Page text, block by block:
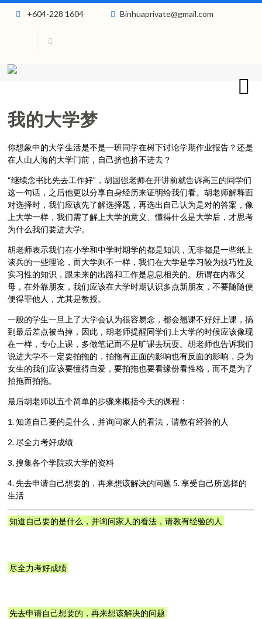
+604-228 1604 Binhuaprivate@gmail.com
我的大学梦
你想象中的大学生活是不是一班同学在树下讨论学期作业报告？还是
在人山人海的大学门前，自己挤也挤不进去？
“继续念书比先去工作好”，胡国强老师在开讲前就告诉高三的同学们
这一句话，之后他更以分享自身经历来证明给我们看。胡老师解释面
对选择时，我们应该先了解选择题，再选出自己认为是对的答案，像
上大学一样，我们需了解上大学的意义、懂得什么是大学后，才思考
为什么我们要进大学。
胡老师表示我们在小学和中学时期学的都是知识，无非都是一些纸上
谈兵的一些理论，而大学则不一样，我们在大学是学习较为技巧性及
实习性的知识，跟未来的出路和工作是息息相关的。所谓在内靠父
母，在外靠朋友，我们应该在大学时期认识多点新朋友，不要随随便
便得罪他人，尤其是教授。
一般的学生一旦上了大学会认为很容易念，都会翘课不好好上课，搞
到最后差点被当掉，因此，胡老师提醒同学们上大学的时候应该像现
在一样，专心上课，多做笔记而不是旷课去玩耍。胡老师也告诉我们
说进大学不一定要拍拖的，拍拖有正面的影响也有反面的影响，身为
女生的我们应该要懂得自爱，要拍拖也要看缘份看性格，而不是为了
拍拖而拍拖。
最后胡老师以五个简单的步骤来概括今天的课程：
1. 知道自己要的是什么，并询问家人的看法，请教有经验的人
2. 尽全力考好成绩
3. 搜集各个学院或大学的资料
4. 先去申请自己想要的，再来想该解决的问题 5. 享受自己所选择的
生活
知道自己要的是什么，并询问家人的看法，请教有经验的人
尽全力考好成绩
先去申请自己想要的，再来想该解决的问题